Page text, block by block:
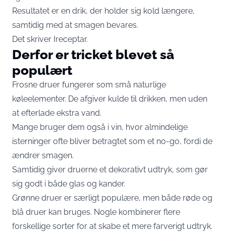
Resultatet er en drik, der holder sig kold længere,
samtidig med at smagen bevares.
Det skriver Ireceptar.
Derfor er tricket blevet så
populært
Frosne druer fungerer som små naturlige
køleelementer. De afgiver kulde til drikken, men uden
at efterlade ekstra vand.
Mange bruger dem også i vin, hvor almindelige
isterninger ofte bliver betragtet som et no-go, fordi de
ændrer smagen.
Samtidig giver druerne et dekorativt udtryk, som gør
sig godt i både glas og kander.
Grønne druer er særligt populære, men både røde og
blå druer kan bruges. Nogle kombinerer flere
forskellige sorter for at skabe et mere farverigt udtryk.